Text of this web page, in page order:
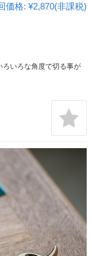
価格: ¥2,870(非課税)
ろいろな角度で切る事が